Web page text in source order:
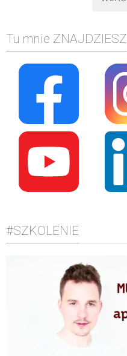
Tu mnie ZNAJDZIESZ
#SZKOLENIE